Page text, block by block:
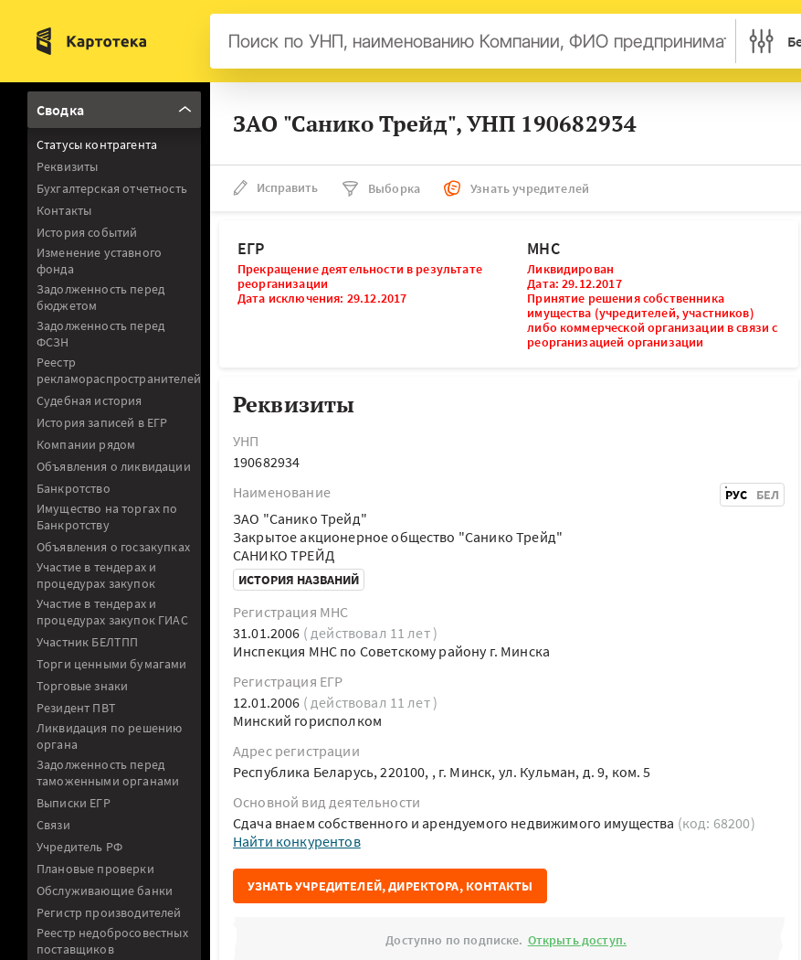
Австрия
Британия
Люксембург
Финляндия
Мальта
Сводка
Статусы контрагента
Реквизиты
Бухгалтерская отчетность
Контакты
История событий
Изменение уставного
фонда
Задолженность перед
бюджетом
Задолженность перед
ФСЗН
Реестр
рекламораспространителей
Судебная история
История записей в ЕГР
Компании рядом
Объявления о ликвидации
Банкротство
Имущество на торгах по
Банкротству
Объявления о госзакупках
Участие в тендерах и
процедурах закупок
Участие в тендерах и
процедурах закупок ГИАС
Участник БЕЛТПП
Торги ценными бумагами
Торговые знаки
Резидент ПВТ
Ликвидация по решению
органа
Задолженность перед
таможенными органами
Выписки ЕГР
Связи
Учредитель РФ
Плановые проверки
Обслуживающие банки
Регистр производителей
Реестр недобросовестных
поставщиков
ЗАО "Санико Трейд", УНП 190682934
Исправить Выборка Узнать учредителей
ЕГР
Прекращение деятельности в результате
реорганизации
Дата исключения: 29.12.2017
МНС
Ликвидирован
Дата: 29.12.2017
Принятие решения собственника
имущества (учредителей, участников)
либо коммерческой организации в связи с
реорганизацией организации
Реквизиты
УНП
190682934
Наименование
РУС БЕЛ
ЗАО "Санико Трейд"
Закрытое акционерное общество "Санико Трейд"
САНИКО ТРЕЙД
ИСТОРИЯ НАЗВАНИЙ
Регистрация МНС
31.01.2006 ( действовал 11 лет )
Инспекция МНС по Советскому району г. Минска
Регистрация ЕГР
12.01.2006 ( действовал 11 лет )
Минский горисполком
Адрес регистрации
Республика Беларусь, 220100, , г. Минск, ул. Кульман, д. 9, ком. 5
Основной вид деятельности
Сдача внаем собственного и арендуемого недвижимого имущества (код: 68200)
Найти конкурентов
УЗНАТЬ УЧРЕДИТЕЛЕЙ, ДИРЕКТОРА, КОНТАКТЫ
Доступно по подписке. Открыть доступ.